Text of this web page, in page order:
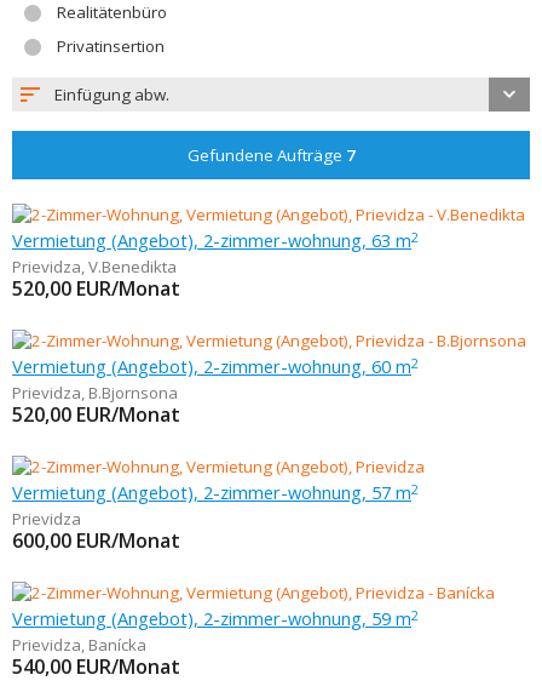
Realitätenbüro
Privatinsertion
Einfügung abw.
Gefundene Aufträge 7
Vermietung (Angebot), 2-zimmer-wohnung, 63 m2
Prievidza,V.Benedikta
520,00 EUR/Monat
Vermietung (Angebot), 2-zimmer-wohnung, 60 m2
Prievidza, B.Bjornsona
520,00 EUR/Monat
Vermietung (Angebot), 2-zimmer-wohnung, 57 m2
Prievidza
600,00 EUR/Monat
Vermietung (Angebot), 2-zimmer-wohnung, 59 m2
Prievidza, Banícka
540,00 EUR/Monat